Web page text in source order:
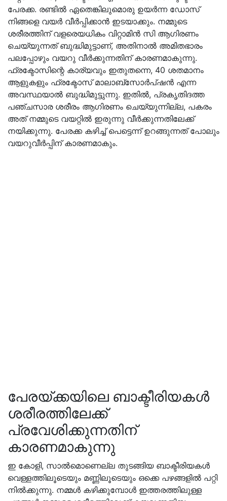
പേരക്ക. രണ്ടിൽ ഏതെങ്കിലുമൊരു ഉയർന്ന ഡോസ്
നിങ്ങളെ വയർ വീർപ്പിക്കാൻ ഇടയാക്കും. നമ്മുടെ
ശരീരത്തിന് വളരെയധികം വിറ്റാമിൻ സി ആഗിരണം
ചെയ്യുന്നത് ബുദ്ധിമുട്ടാണ്, അതിനാൽ അമിതഭാരം
പലപ്പോഴും വയറു വീർക്കുന്നതിന് കാരണമാകുന്നു.
ഫ്രക്ടോസിന്റെ കാര്യവും ഇതുതന്നെ, 40 ശതമാനം
ആളുകളും ഫ്രക്ടോസ് മാലാബ്സോർപ്ഷൻ എന്ന
അവസ്ഥയാൽ ബുദ്ധിമുട്ടുന്നു. ഇതിൽ, പ്രകൃതിദത്ത
പഞ്ചസാര ശരീരം ആഗിരണം ചെയ്യുന്നില്ല, പകരം
അത് നമ്മുടെ വയറ്റിൽ ഇരുന്നു വീർക്കുന്നതിലേക്ക്
നയിക്കുന്നു. പേരക്ക കഴിച്ച് പെട്ടെന്ന് ഉറങ്ങുന്നത് പോലും
വയറുവീർപ്പിന് കാരണമാകും.
പേരയ്ക്കയിലെ ബാക്ടീരിയകൾ
ശരീരത്തിലേക്ക്
പ്രവേശിക്കുന്നതിന്
കാരണമാകുന്നു
ഇ കോളി, സാൽമൊണെല്ല തുടങ്ങിയ ബാക്ടീരിയകൾ
വെള്ളത്തിലൂടെയും മണ്ണിലൂടെയും ഒക്കെ പഴങ്ങളിൽ പറ്റി
നിൽക്കുന്നു. നമ്മൾ കഴിക്കുമ്പോൾ ഇത്തരത്തിലുള്ള